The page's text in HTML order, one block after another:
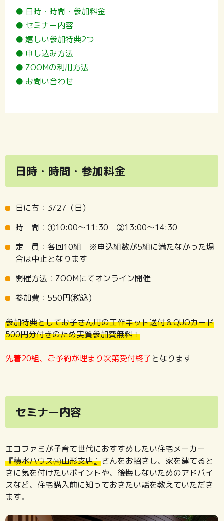
● 日時・時間・参加料金
● セミナー内容
● 嬉しい参加特典2つ
● 申し込み方法
● ZOOMの利用方法
● お問い合わせ
日時・時間・参加料金
日にち：3/27（日）
時 間：①10:00～11:30 ②13:00～14:30
定 員：各回10組 ※申込組数が5組に満たなかった場
合は中止となります
開催方法：ZOOMにてオンライン開催
参加費：550円(税込)
参加特典としてお子さん用の工作キット送付＆QUOカード
500円分付きのため実質参加費無料！
先着20組、ご予約が埋まり次第受付終了となります
セミナー内容
エコファミが子育て世代におすすめしたい住宅メーカー
『積水ハウス㈱山形支店』さんをお招きし、家を建てると
きに気を付けたいポイントや、後悔しないためのアドバイ
スなど、住宅購入前に知っておきたい話を教えていただき
ます。